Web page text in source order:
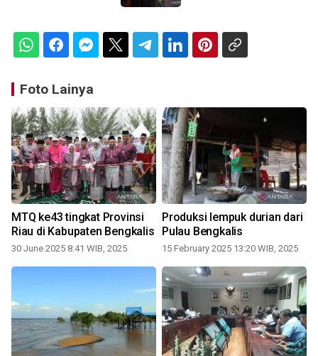
Foto Lainya
MTQ ke43 tingkat Provinsi
Riau di Kabupaten Bengkalis
30 June 2025 8:41 WIB, 2025
Produksi lempuk durian dari
Pulau Bengkalis
15 February 2025 13:20 WIB, 2025